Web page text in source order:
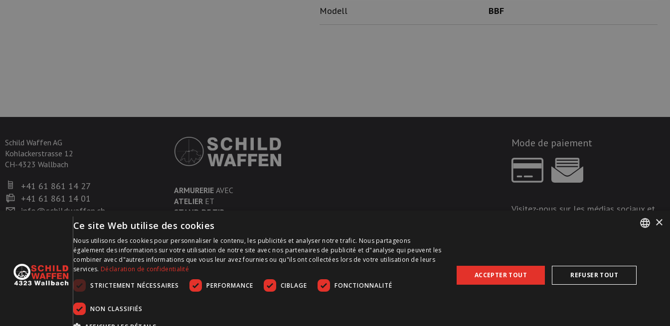
Modell BBF
Schild Waffen AG
Kohlackerstrasse 12
CH-4323 Wallbach
+41 61 861 14 27
+41 61 861 14 01
info@schildwaffen.ch
ARMURERIE AVEC
ATELIER ET
STAND DE TIR
Mode de paiement
Visitez-nous sur les médias sociaux et
FRENCH
×
Ce site Web utilise des cookies
Nous utilisons des cookies pour personnaliser le contenu, les publicités et analyser notre trafic. Nous partageons
également des informations sur votre utilisation de notre site avec nos partenaires de publicité et d"analyse qui peuvent les
combiner avec d"autres informations que vous leur avez fournies ou qu"ils ont collectées lors de votre utilisation de leurs
services. Déclaration de confidentialité
STRICTEMENT NÉCESSAIRES
PERFORMANCE CIBLAGE FONCTIONNALITÉ
NON CLASSIFIÉS
ACCEPTER TOUT REFUSER TOUT